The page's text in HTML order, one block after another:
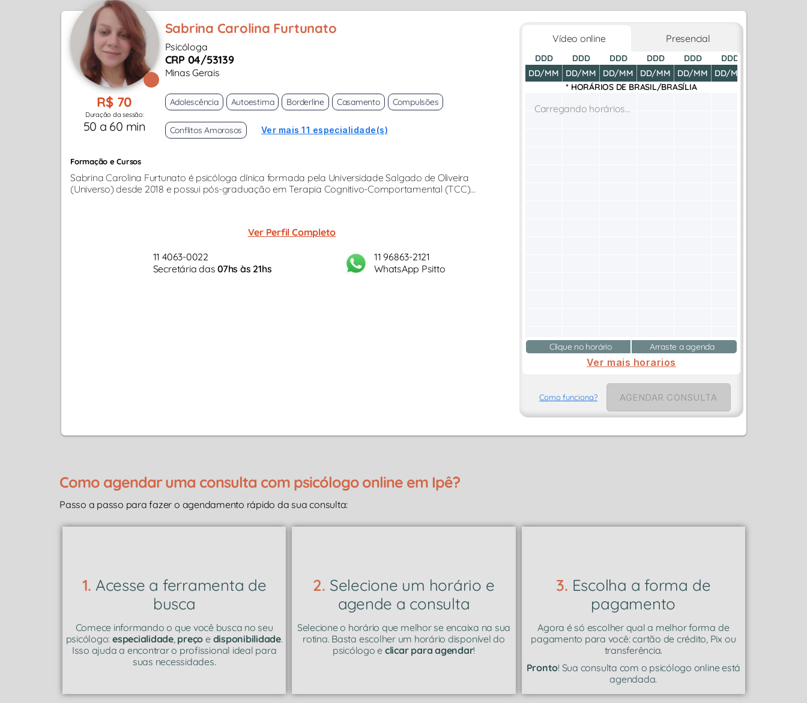
Sabrina Carolina Furtunato
Psicóloga
CRP 04/53139
Minas Gerais
R$ 70
Duração da sessão:
50 a 60 min
Adolescência Autoestima Borderline Casamento Compulsões
Conflitos Amorosos Ver mais 11 especialidade(s)
Formação e Cursos
Sabrina Carolina Furtunato é psicóloga clínica formada pela Universidade Salgado de Oliveira
(Universo) desde 2018 e possui pós-graduação em Terapia Cognitivo-Comportamental (TCC)...
Ver Perfil Completo
11 4063-0022
Secretária das07hs às 21hs
11 96863-2121
WhatsApp Psitto
Vídeo online Presencial
DDD
DD/MM
DDD
DD/MM
DDD
DD/MM
DDD
DD/MM
DDD
DD/MM
DDD
DD/MM
* HORÁRIOS DE BRASIL/BRASÍLIA
Carregando horários...
Clique no horário Arraste a agenda
Ver mais horarios
Como funciona? AGENDAR CONSULTA
Como agendar uma consulta com psicólogo online em Ipê?
Passo a passo para fazer o agendamento rápido da sua consulta:
1. Acesse a ferramenta de
busca
Comece informando o que você busca no seu
psicólogo: especialidade, preço e disponibilidade.
Isso ajuda a encontrar o profissional ideal para
suas necessidades.
2. Selecione um horário e
agende a consulta
Selecione o horário que melhor se encaixa na sua
rotina. Basta escolher um horário disponível do
psicólogo e clicar para agendar!
3. Escolha a forma de
pagamento
Agora é só escolher qual a melhor forma de
pagamento para você: cartão de crédito, Pix ou
transferência.
Pronto! Sua consulta com o psicólogo online está
agendada.